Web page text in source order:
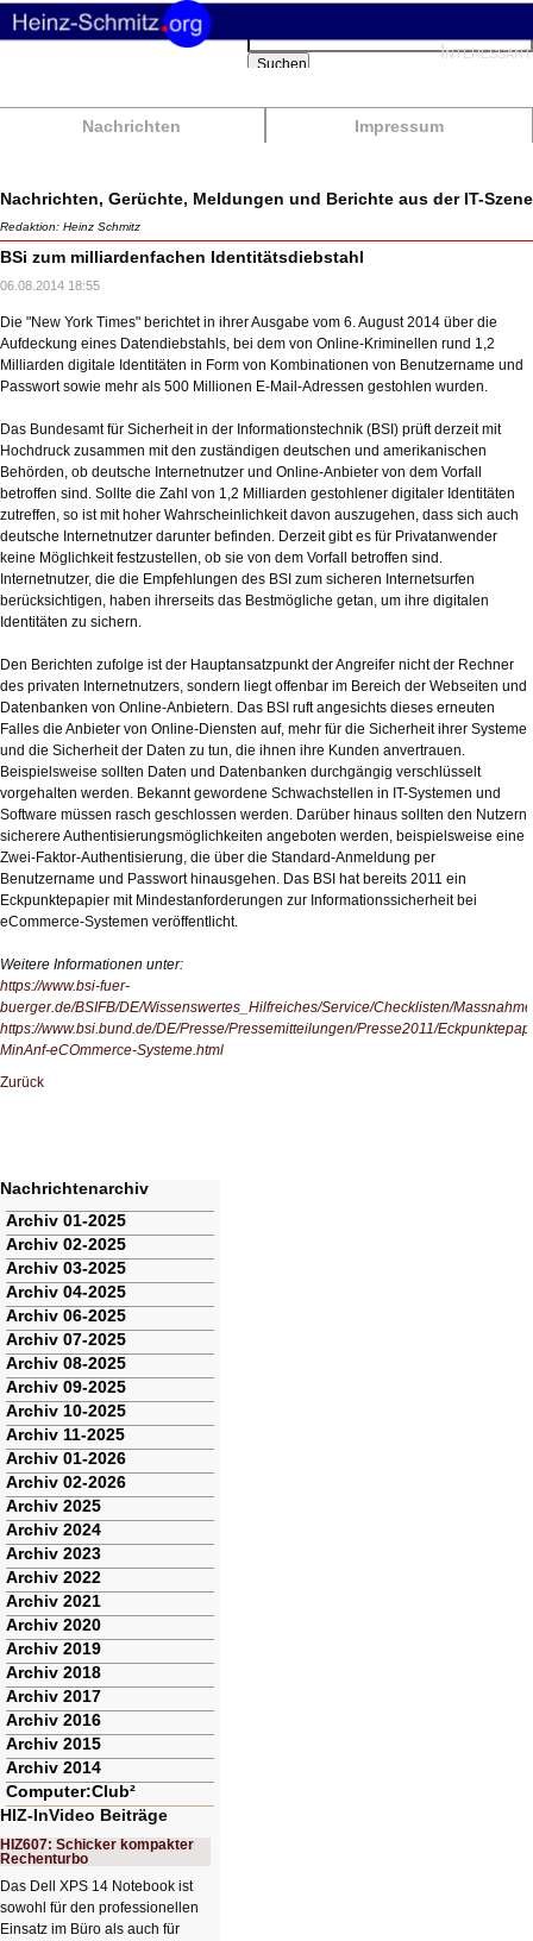
Nachrichten Impressum
Suchbegriffe
Suchen
Nachrichten, Gerüchte, Meldungen und Berichte aus der IT-Szene
Redaktion: Heinz Schmitz
BSi zum milliardenfachen Identitätsdiebstahl
06.08.2014 18:55
Die "New York Times" berichtet in ihrer Ausgabe vom 6. August 2014 über die
Aufdeckung eines Datendiebstahls, bei dem von Online-Kriminellen rund 1,2
Milliarden digitale Identitäten in Form von Kombinationen von Benutzername und
Passwort sowie mehr als 500 Millionen E-Mail-Adressen gestohlen wurden.
Das Bundesamt für Sicherheit in der Informationstechnik (BSI) prüft derzeit mit
Hochdruck zusammen mit den zuständigen deutschen und amerikanischen
Behörden, ob deutsche Internetnutzer und Online-Anbieter von dem Vorfall
betroffen sind. Sollte die Zahl von 1,2 Milliarden gestohlener digitaler Identitäten
zutreffen, so ist mit hoher Wahrscheinlichkeit davon auszugehen, dass sich auch
deutsche Internetnutzer darunter befinden. Derzeit gibt es für Privatanwender
keine Möglichkeit festzustellen, ob sie von dem Vorfall betroffen sind.
Internetnutzer, die die Empfehlungen des BSI zum sicheren Internetsurfen
berücksichtigen, haben ihrerseits das Bestmögliche getan, um ihre digitalen
Identitäten zu sichern.
Den Berichten zufolge ist der Hauptansatzpunkt der Angreifer nicht der Rechner
des privaten Internetnutzers, sondern liegt offenbar im Bereich der Webseiten und
Datenbanken von Online-Anbietern. Das BSI ruft angesichts dieses erneuten
Falles die Anbieter von Online-Diensten auf, mehr für die Sicherheit ihrer Systeme
und die Sicherheit der Daten zu tun, die ihnen ihre Kunden anvertrauen.
Beispielsweise sollten Daten und Datenbanken durchgängig verschlüsselt
vorgehalten werden. Bekannt gewordene Schwachstellen in IT-Systemen und
Software müssen rasch geschlossen werden. Darüber hinaus sollten den Nutzern
sicherere Authentisierungsmöglichkeiten angeboten werden, beispielsweise eine
Zwei-Faktor-Authentisierung, die über die Standard-Anmeldung per
Benutzername und Passwort hinausgehen. Das BSI hat bereits 2011 ein
Eckpunktepapier mit Mindestanforderungen zur Informationssicherheit bei
eCommerce-Systemen veröffentlicht.
Weitere Informationen unter:
https://www.bsi-fuer-
buerger.de/BSIFB/DE/Wissenswertes_Hilfreiches/Service/Checklisten/
https://www.bsi.bund.de/DE/Presse/Pressemitteilungen/Presse2011/
MinAnf-eCOmmerce-Systeme.html
Zurück
Nachrichtenarchiv
Navigation
überspringen
Archiv 01-2025
Archiv 02-2025
Archiv 03-2025
Archiv 04-2025
Archiv 06-2025
Archiv 07-2025
Archiv 08-2025
Archiv 09-2025
Archiv 10-2025
Archiv 11-2025
Archiv 01-2026
Archiv 02-2026
Archiv 2025
Archiv 2024
Archiv 2023
Archiv 2022
Archiv 2021
Archiv 2020
Archiv 2019
Archiv 2018
Archiv 2017
Archiv 2016
Archiv 2015
Archiv 2014
Computer:Club²
HIZ-InVideo Beiträge
HIZ607: Schicker kompakter
Rechenturbo
Das Dell XPS 14 Notebook ist
sowohl für den professionellen
Einsatz im Büro als auch für